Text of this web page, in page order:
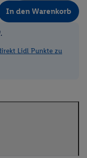
In den Warenkorb
Lidl Punkte zu